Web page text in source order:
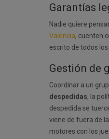
Garantías
Nadie quiere
Valencia, cuenten
escrito de todos
Gestión de
Coordinar a un
despedidas, la
despedida se
viene de fuera de
motores con los